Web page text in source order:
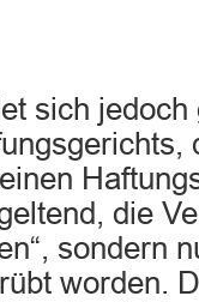
sich jedoch
die
sondern
worden.